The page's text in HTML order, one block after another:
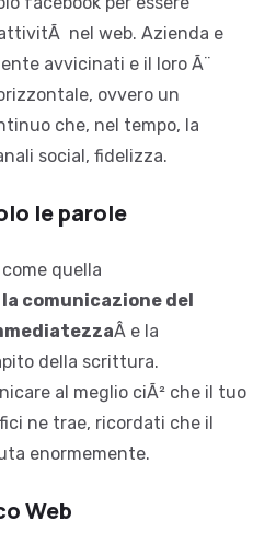
nel web. Azienda e
avvicinati e il loro Ã¨
ovvero un
che, nel tempo, la
social, fidelizza.
le parole
quella
comunicazione del
Â e la
della scrittura.
al meglio ciÃ² che il tuo
ne trae, ricordati che il
enormemente.
Web